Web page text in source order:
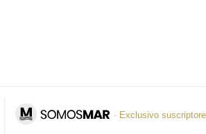
· Exclusivo